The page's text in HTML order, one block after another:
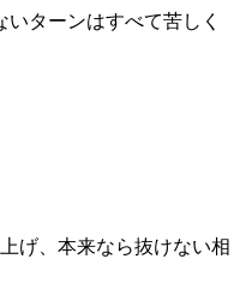
ターンはすべて苦しく
げ、本来なら抜けない相